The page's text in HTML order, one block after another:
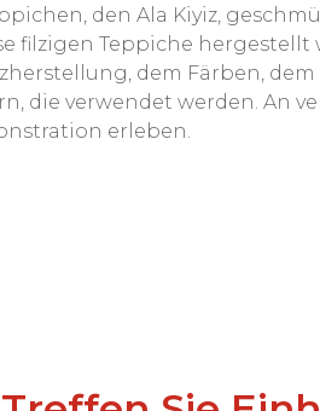
den Ala Kiyiz,
filzigen Teppiche
dem Färben,
die verwendet werden. An
erleben.